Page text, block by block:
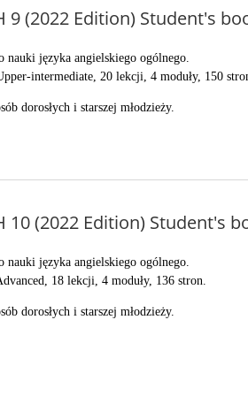
9 (2022 Edition) Student's
nauki języka angielskiego ogólnego.
intermediate, 20 lekcji, 4 moduły, 150
dorosłych i starszej młodzieży.
10 (2022 Edition) Student's
nauki języka angielskiego ogólnego.
18 lekcji, 4 moduły, 136 stron.
dorosłych i starszej młodzieży.